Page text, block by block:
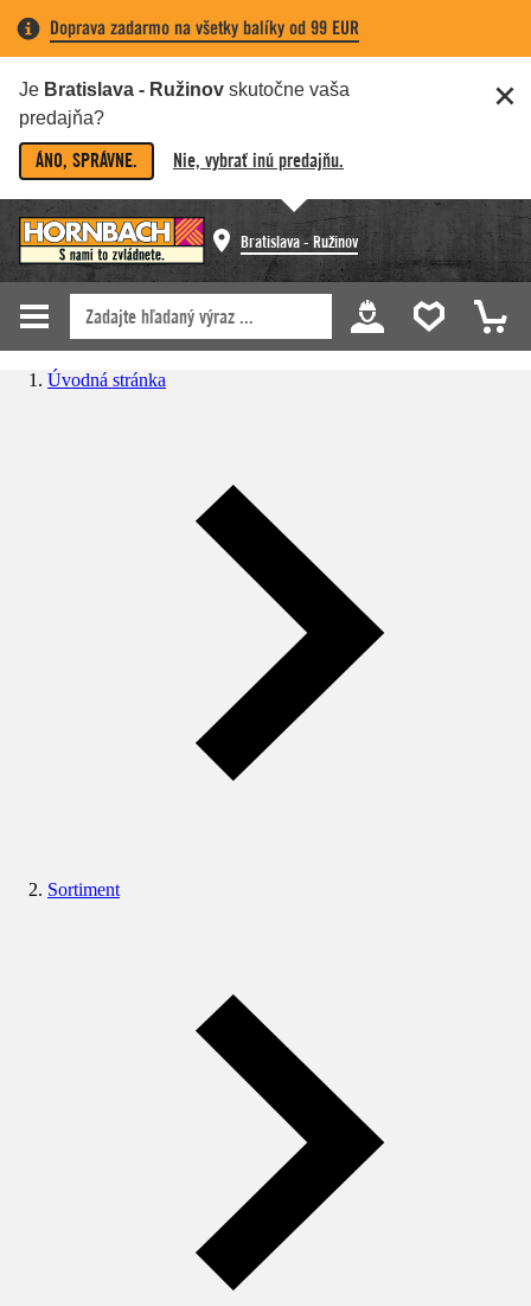
Doprava zadarmo na všetky balíky od 99 EUR
Je Bratislava - Ružinov skutočne vaša
predajňa?
ÁNO, SPRÁVNE. Nie, vybrať inú predajňu.
Bratislava - Ružinov
Úvodná stránka
Sortiment